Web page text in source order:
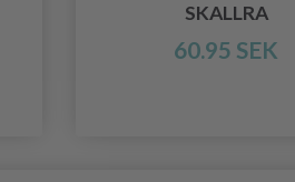
SKALLRA
60.95 SEK